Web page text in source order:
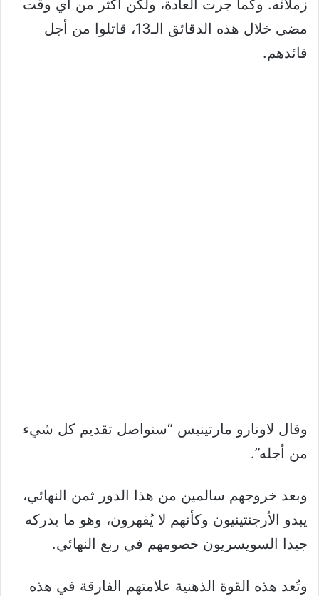
زملائه. وكما جرت العادة، ولكن أكثر من أي وقت
مضى خلال هذه الدقائق الـ13، قاتلوا من أجل
قائدهم.
وقال لاوتارو مارتينيس “سنواصل تقديم كل شيء
من أجله”.
وبعد خروجهم سالمين من هذا الدور ثمن النهائي،
يبدو الأرجنتينيون وكأنهم لا يُقهرون، وهو ما يدركه
جيدا السويسريون خصومهم في ربع النهائي.
وتُعد هذه القوة الذهنية علامتهم الفارقة في هذه